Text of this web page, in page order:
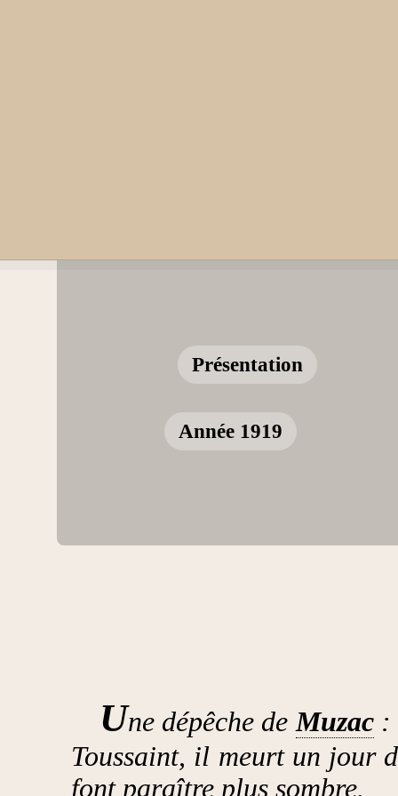
Présentation
Année 1919
Une dépêche deMuzac:
Toussaint, il meurt un jour
font paraître plus sombre.